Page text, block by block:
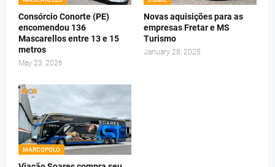
Consórcio Conorte (PE)
encomendou 136
Mascarellos entre 13 e 15
metros
May 23, 2026
Novas aquisições para as
empresas Fretar e MS
Turismo
January 28, 2025
MARCOPOLO